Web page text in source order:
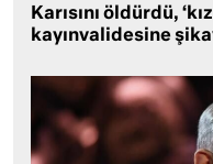
Karısını öldürdü,
kayınvalidesine